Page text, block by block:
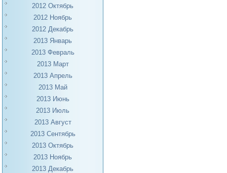
2012 Октябрь
2012 Ноябрь
2012 Декабрь
2013 Январь
2013 Февраль
2013 Март
2013 Апрель
2013 Май
2013 Июнь
2013 Июль
2013 Август
2013 Сентябрь
2013 Октябрь
2013 Ноябрь
2013 Декабрь